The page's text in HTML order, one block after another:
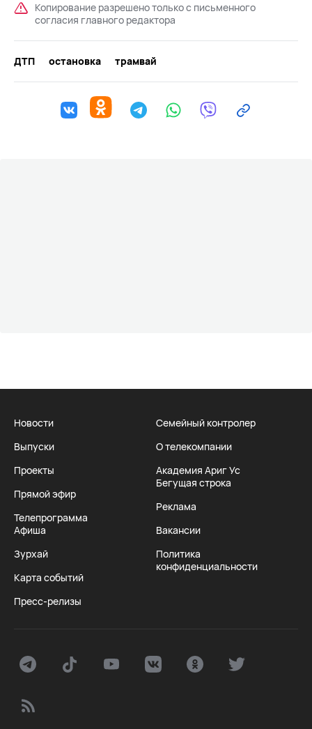
Копирование разрешено только с письменного
согласия главного редактора
ДТП остановка трамвай
Новости
Выпуски
Проекты
Прямой эфир
Телепрограмма
Афиша
Зурхай
Карта событий
Пресс-релизы
Семейный контролер
О телекомпании
Академия Ариг Ус
Бегущая строка
Реклама
Вакансии
Политика
конфиденциальности